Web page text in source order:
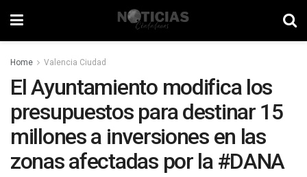
Home Valencia Ciudad
El Ayuntamiento modifica los
presupuestos para destinar 15
millones a inversiones en las
zonas afectadas por la #DANA